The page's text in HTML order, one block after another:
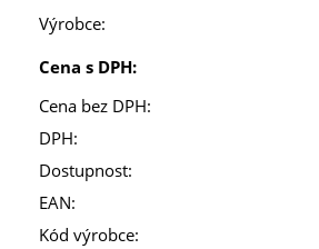
Výrobce:
Cena s DPH:
Cena bez DPH:
DPH:
Dostupnost:
EAN:
Kód výrobce: